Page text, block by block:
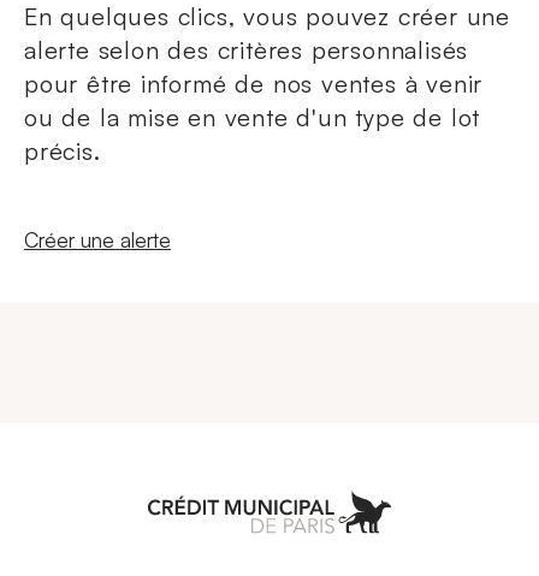
En quelques clics, vous pouvez créer une
alerte selon des critères personnalisés
pour être informé de nos ventes à venir
ou de la mise en vente d'un type de lot
précis.
Nouvelle fenêtre
Créer une alerte